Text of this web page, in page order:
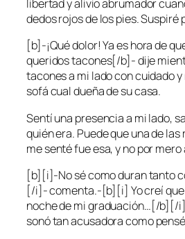
libertad y alivio abrumador
dedos rojos de los pies. Suspiré
[b]-¡Qué dolor! Ya es hora de
queridos tacones[/b]- dije
tacones a mi lado con cuidado
sofá cual dueña de su casa.
Sentí una presencia a mi lado,
quién era. Puede que una de
me senté fue esa, y no por mero
[b][i]-No sé como duran tanto
[/i]- comenta.-[b][i] Yo creí que
noche de mi graduación…[/b][/
sonó tan acusadora como